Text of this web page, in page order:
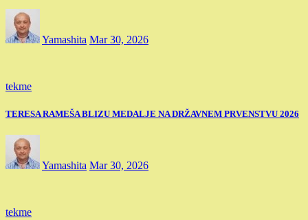
Yamashita Mar 30, 2026
tekme
TERESA RAMEŠA BLIZU MEDALJE NA DRŽAVNEM PRVENSTVU 2026
Yamashita Mar 30, 2026
tekme